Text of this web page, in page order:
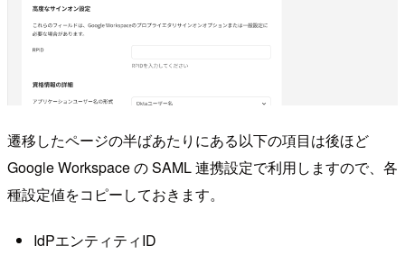
遷移したページの半ばあたりにある以下の項目は後ほど
Google Workspace の SAML 連携設定で利用しますので、各
種設定値をコピーしておきます。
IdPエンティティID